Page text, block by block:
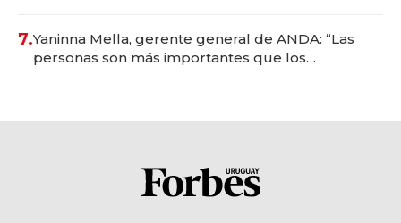
7.Yaninna Mella, gerente general de ANDA: “Las
personas son más importantes que los